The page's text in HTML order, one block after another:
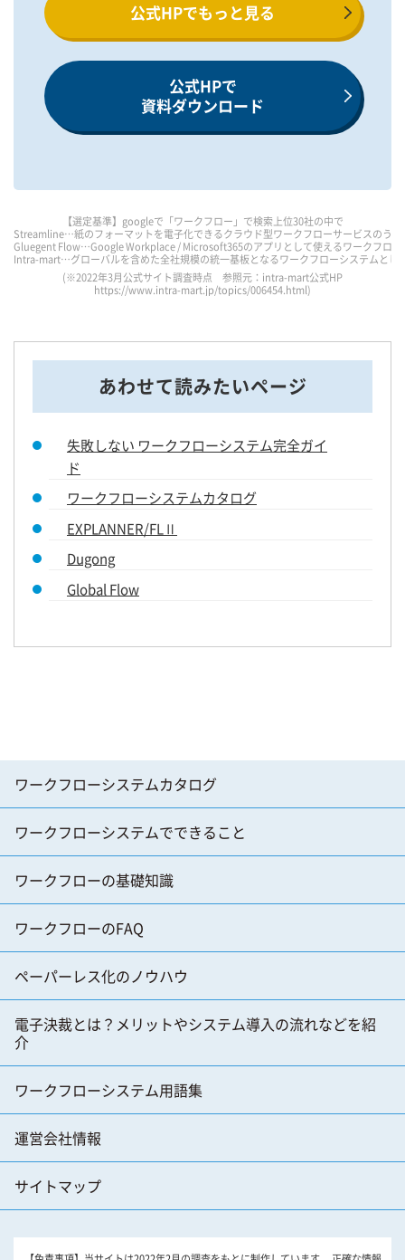
公式HPでもっと見る
公式HPで
資料ダウンロード
【選定基準】googleで「ワークフロー」で検索上位30社の中で
Streamline…紙のフォーマットを電子化できるクラウド型ワークフローサービスのう
Gluegent Flow…Google Workplace / Microsoft365のアプリとして使えるワークフロー
Intra-mart…グローバルを含めた全社規模の統一基板となるワークフローシステムと
(※2022年3月公式サイト調査時点 参照元：intra-mart公式HP
https://www.intra-mart.jp/topics/006454.html)
あわせて読みたいページ
失敗しない ワークフローシステム完全ガイ
ド
ワークフローシステムカタログ
EXPLANNER/FLⅡ
Dugong
Global Flow
ワークフローシステムカタログ
ワークフローシステムでできること
ワークフローの基礎知識
ワークフローのFAQ
ペーパーレス化のノウハウ
電子決裁とは？メリットやシステム導入の流れなどを紹
介
ワークフローシステム用語集
運営会社情報
サイトマップ